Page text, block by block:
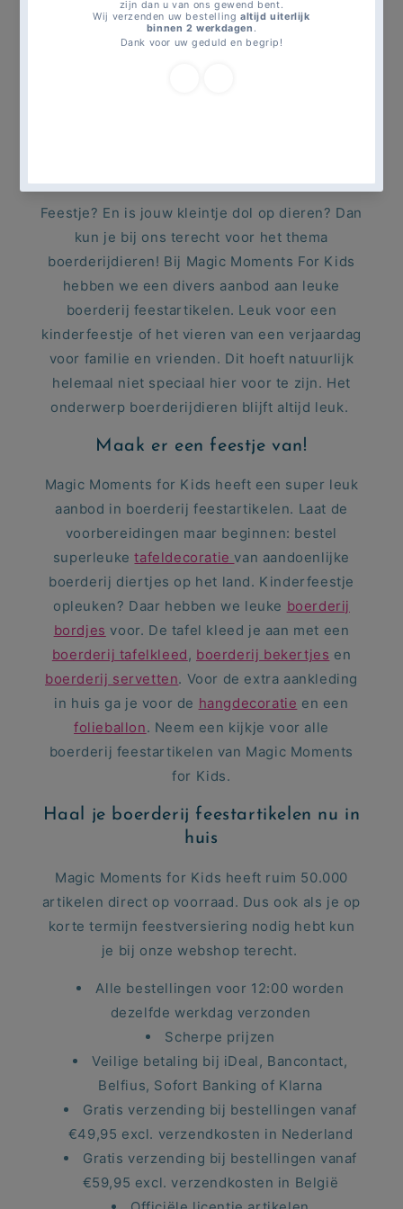
Komt er een gezellige verjaardag aan? En ben
je van plan dit te gaan vieren voor familie en
Feestje? En is jouw kleintje dol op dieren? Dan
kun je bij ons terecht voor het thema
boerderijdieren! Bij Magic Moments For Kids
hebben we een divers aanbod aan leuke
boerderij feestartikelen. Leuk voor een
kinderfeestje of het vieren van een verjaardag
voor familie en vrienden. Dit hoeft natuurlijk
helemaal niet speciaal hier voor te zijn. Het
onderwerp boerderijdieren blijft altijd leuk.
Maak er een feestje van!
Magic Moments for Kids heeft een super leuk
aanbod in boerderij feestartikelen. Laat de
voorbereidingen maar beginnen: bestel
superleuketafeldecoratie van aandoenlijke
boerderij diertjes op het land. Kinderfeestje
opleuken? Daar hebben we leuke boerderij
bordjes voor. De tafel kleed je aan met een
boerderij tafelkleed, boerderij bekertjes en
boerderij servetten. Voor de extra aankleding
in huis ga je voor de hangdecoratie en een
folieballon. Neem een kijkje voor alle
boerderij feestartikelen van Magic Moments
for Kids.
Haal je boerderij feestartikelen nu in
huis
Magic Moments for Kids heeft ruim 50.000
artikelen direct op voorraad. Dus ook als je op
korte termijn feestversiering nodig hebt kun
je bij onze webshop terecht.
Alle bestellingen voor 12:00 worden
dezelfde werkdag verzonden
Scherpe prijzen
Veilige betaling bij iDeal, Bancontact,
Belfius, Sofort Banking of Klarna
Gratis verzending bij bestellingen vanaf
€49,95 excl. verzendkosten in Nederland
Gratis verzending bij bestellingen vanaf
€59,95 excl. verzendkosten in België